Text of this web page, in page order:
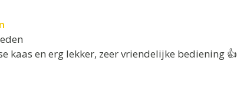
kaas en erg lekker, zeer vriendelijke bediening 👍